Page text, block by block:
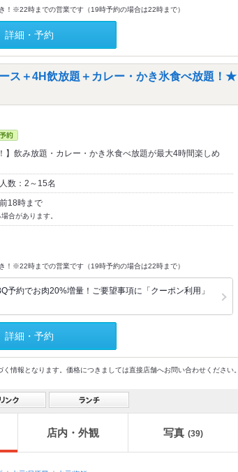
！※22時までの営業です（19時予約の場合は22時まで）
詳細・予約
ス＋4H飲放題＋カレー・かき氷食べ放題！★
】飲み放題・カレー・かき氷食べ放題が最大4時間楽しめ
数：2～15名
18時まで
合があります。
！※22時までの営業です（19時予約の場合は22時まで）
予約でお肉20%増量！ご要望事項に「クーポン利用」
詳細・予約
情報となります。価格につきましては直接店舗へお問い合わせください。
店内・外観 写真 (39)